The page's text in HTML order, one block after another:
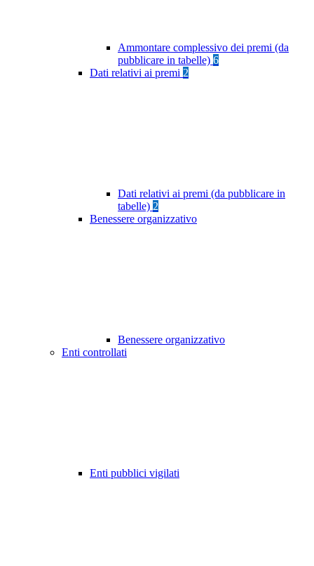
Ammontare complessivo dei premi (da
pubblicare in tabelle) 6
Dati relativi ai premi 2
Dati relativi ai premi (da pubblicare in
tabelle) 2
Benessere organizzativo
Benessere organizzativo
Enti controllati
Enti pubblici vigilati